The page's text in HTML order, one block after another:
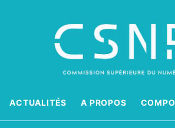
ACTUALITÉS A PROPOS